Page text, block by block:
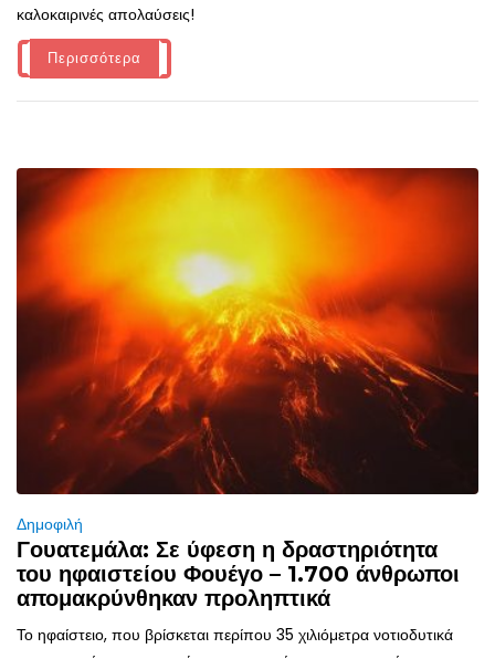
καλοκαιρινές απολαύσεις!
Περισσότερα
Δημοφιλή
Γουατεμάλα: Σε ύφεση η δραστηριότητα
του ηφαιστείου Φουέγο – 1.700 άνθρωποι
απομακρύνθηκαν προληπτικά
Το ηφαίστειο, που βρίσκεται περίπου 35 χιλιόμετρα νοτιοδυτικά